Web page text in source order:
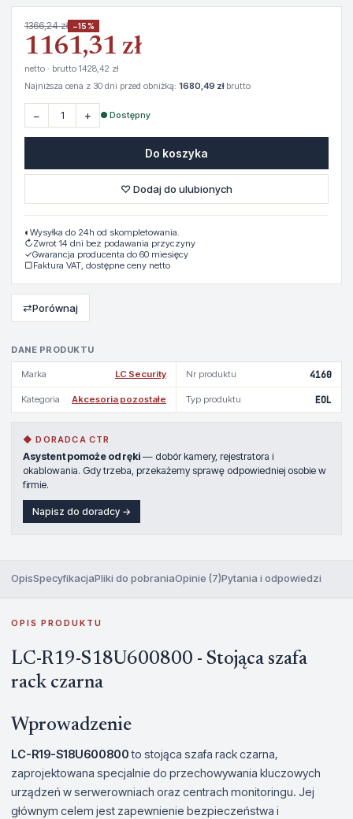
DANE PRODUKTU
Marka LC Security Nr produktu 4160
Kategoria Akcesoria pozostałe Typ produktu EOL
◆ DORADCA CTR
Asystent pomoże od ręki — dobór kamery, rejestratora i
okablowania. Gdy trzeba, przekażemy sprawę odpowiedniej osobie w
firmie.
Napisz do doradcy →
1366,24 zł −15%
1161,31 zł
netto · brutto 1428,42 zł
Najniższa cena z 30 dni przed obniżką: 1680,49 złbrutto
− + ● Dostępny
Do koszyka
♡ Dodaj do ulubionych
◐ Wysyłka do 24h od skompletowania.
↻Zwrot 14 dni bez podawania przyczyny
✓Gwarancja producenta do 60 miesięcy
▢Faktura VAT, dostępne ceny netto
⇄Porównaj
OpisSpecyfikacjaPliki do pobraniaOpinie (7)Pytania i odpowiedzi
OPIS PRODUKTU
LC-R19-S18U600800 - Stojąca szafa
rack czarna
Wprowadzenie
LC-R19-S18U600800to stojąca szafa rack czarna,
zaprojektowana specjalnie do przechowywania kluczowych
urządzeń w serwerowniach oraz centrach monitoringu. Jej
głównym celem jest zapewnienie bezpieczeństwa i